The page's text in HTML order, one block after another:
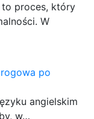
to proces, który
W
po
angielskim
w…